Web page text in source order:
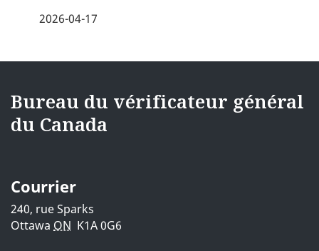
a
i
l
d
e
2026-04-17
i18nText-
footerSite
Bureau du vérificateur général
du Canada
Courrier
240, rue Sparks
Ottawa ON K1A 0G6